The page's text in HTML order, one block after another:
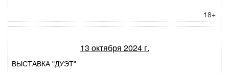
18+
13 октября 2024 г.
ВЫСТАВКА "ДУЭТ"